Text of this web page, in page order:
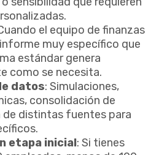
el equipo de finanzas
muy específico que
estándar genera
como se necesita.
datos: Simulaciones,
consolidación de
distintas fuentes para
etapa inicial: Si tienes